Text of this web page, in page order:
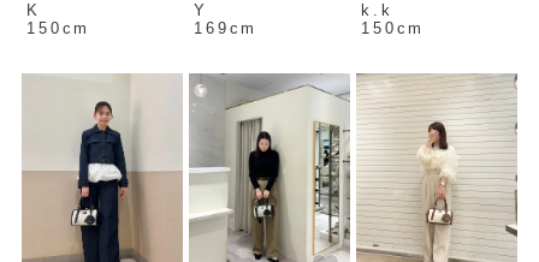
K
150cm
Y
169cm
k.k
150cm